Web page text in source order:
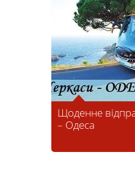
Щоденне
– Одеса